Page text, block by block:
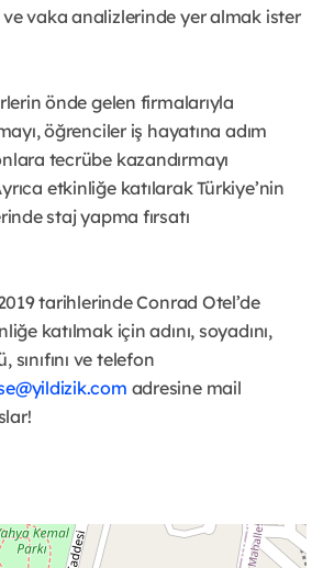
vaka analizlerinde yer almak ister
önde gelen firmalarıyla
öğrenciler iş hayatına adım
tecrübe kazandırmayı
etkinliğe katılarak Türkiye’nin
staj yapma fırsatı
tarihlerinde Conrad Otel’de
katılmak için adını, soyadını,
ve telefon
adresine mail